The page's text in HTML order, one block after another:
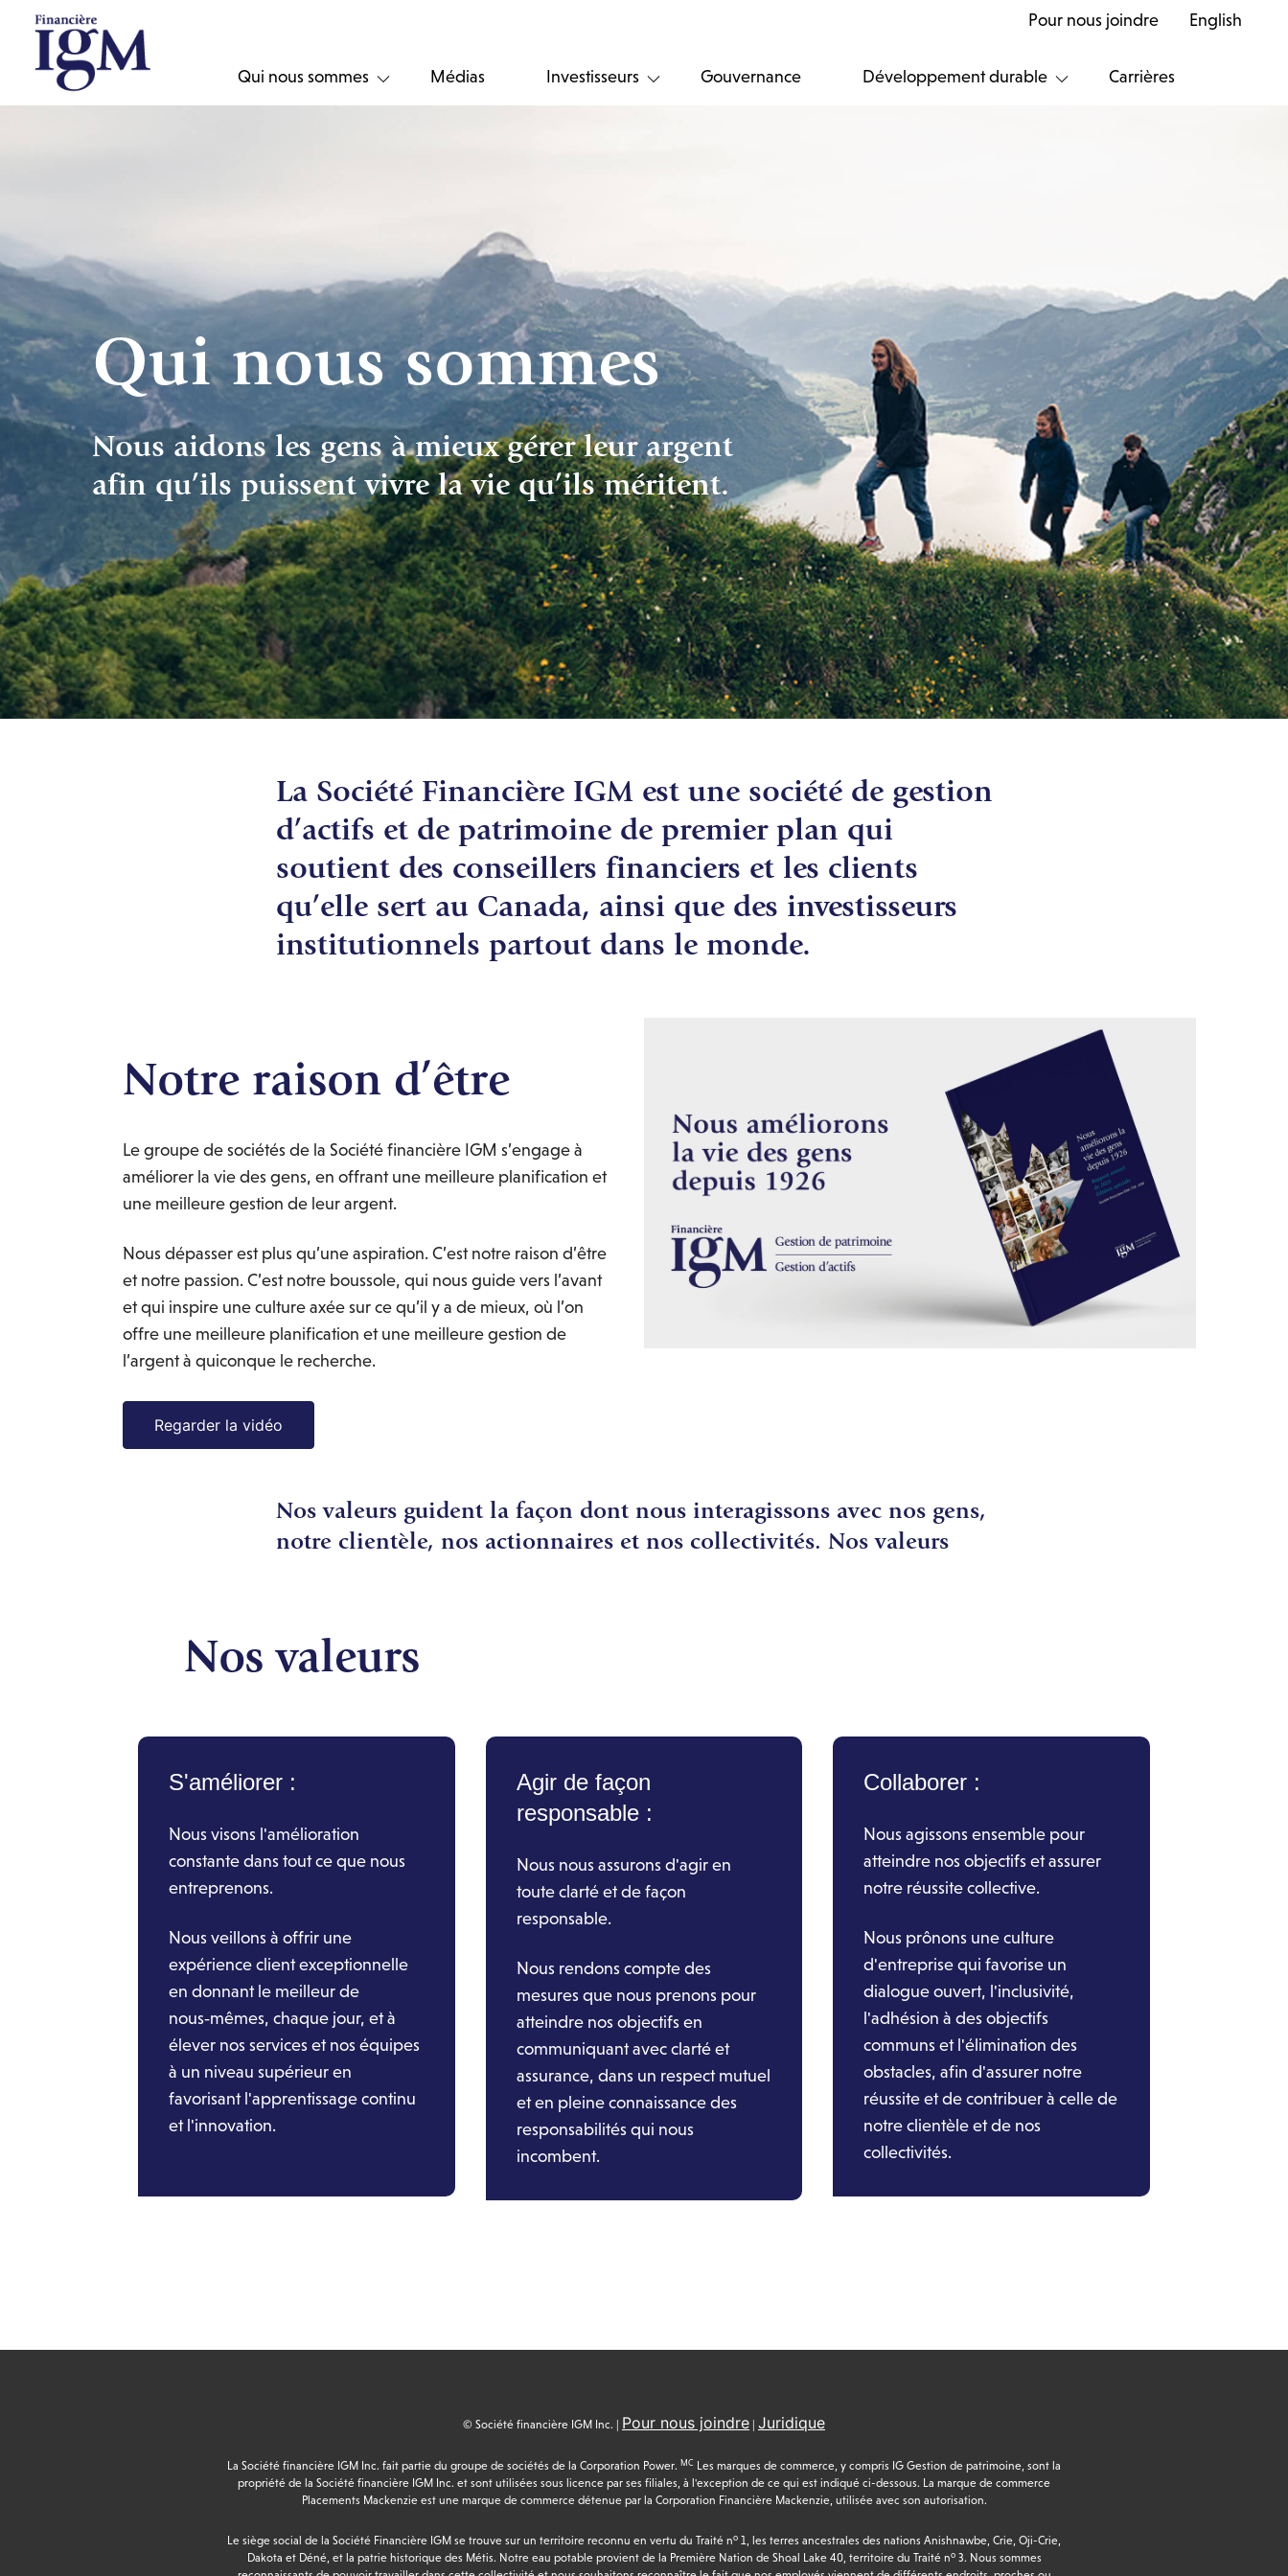
Qui nous sommes Médias Investisseurs Gouvernance Développement durable Carrières
Pour nous joindre English
Qui nous sommes
Nous aidons les gens à mieux gérer leur argent
afin qu’ils puissent vivre la vie qu’ils méritent.
La Société Financière IGM est une société de gestion
d’actifs et de patrimoine de premier plan qui
soutient des conseillers financiers et les clients
qu’elle sert au Canada, ainsi que des investisseurs
institutionnels partout dans le monde.
Notre raison d’être
Le groupe de sociétés de la Société financière IGM s’engage à
améliorer la vie des gens, en offrant une meilleure planification et
une meilleure gestion de leur argent.
Nous dépasser est plus qu’une aspiration. C’est notre raison d’être
et notre passion. C’est notre boussole, qui nous guide vers l’avant
et qui inspire une culture axée sur ce qu’il y a de mieux, où l’on
offre une meilleure planification et une meilleure gestion de
l’argent à quiconque le recherche.
Regarder la vidéo
Nos valeurs guident la façon dont nous interagissons avec nos gens,
notre clientèle, nos actionnaires et nos collectivités. Nos valeurs
Nos valeurs
S'améliorer :
Nous visons l'amélioration
constante dans tout ce que nous
entreprenons.
Nous veillons à offrir une
expérience client exceptionnelle
en donnant le meilleur de
nous‑mêmes, chaque jour, et à
élever nos services et nos équipes
à un niveau supérieur en
favorisant l'apprentissage continu
et l'innovation.
Agir de façon
responsable :
Nous nous assurons d'agir en
toute clarté et de façon
responsable.
Nous rendons compte des
mesures que nous prenons pour
atteindre nos objectifs en
communiquant avec clarté et
assurance, dans un respect mutuel
et en pleine connaissance des
responsabilités qui nous
incombent.
Collaborer :
Nous agissons ensemble pour
atteindre nos objectifs et assurer
notre réussite collective.
Nous prônons une culture
d'entreprise qui favorise un
dialogue ouvert, l'inclusivité,
l'adhésion à des objectifs
communs et l'élimination des
obstacles, afin d'assurer notre
réussite et de contribuer à celle de
notre clientèle et de nos
collectivités.
© Société financière IGM Inc. | Pour nous joindre Juridique
La Société financière IGM Inc. fait partie du groupe de sociétés de la Corporation Power. MC Les marques de commerce, y compris IG Gestion de patrimoine, sont la
propriété de la Société financière IGM Inc. et sont utilisées sous licence par ses filiales, à l'exception de ce qui est indiqué ci-dessous. La marque de commerce
Placements Mackenzie est une marque de commerce détenue par la Corporation Financière Mackenzie, utilisée avec son autorisation.
Le siège social de la Société Financière IGM se trouve sur un territoire reconnu en vertu du Traité no 1, les terres ancestrales des nations Anishnawbe, Crie, Oji-Crie,
Dakota et Déné, et la patrie historique des Métis. Notre eau potable provient de la Première Nation de Shoal Lake 40, territoire du Traité no3. Nous sommes